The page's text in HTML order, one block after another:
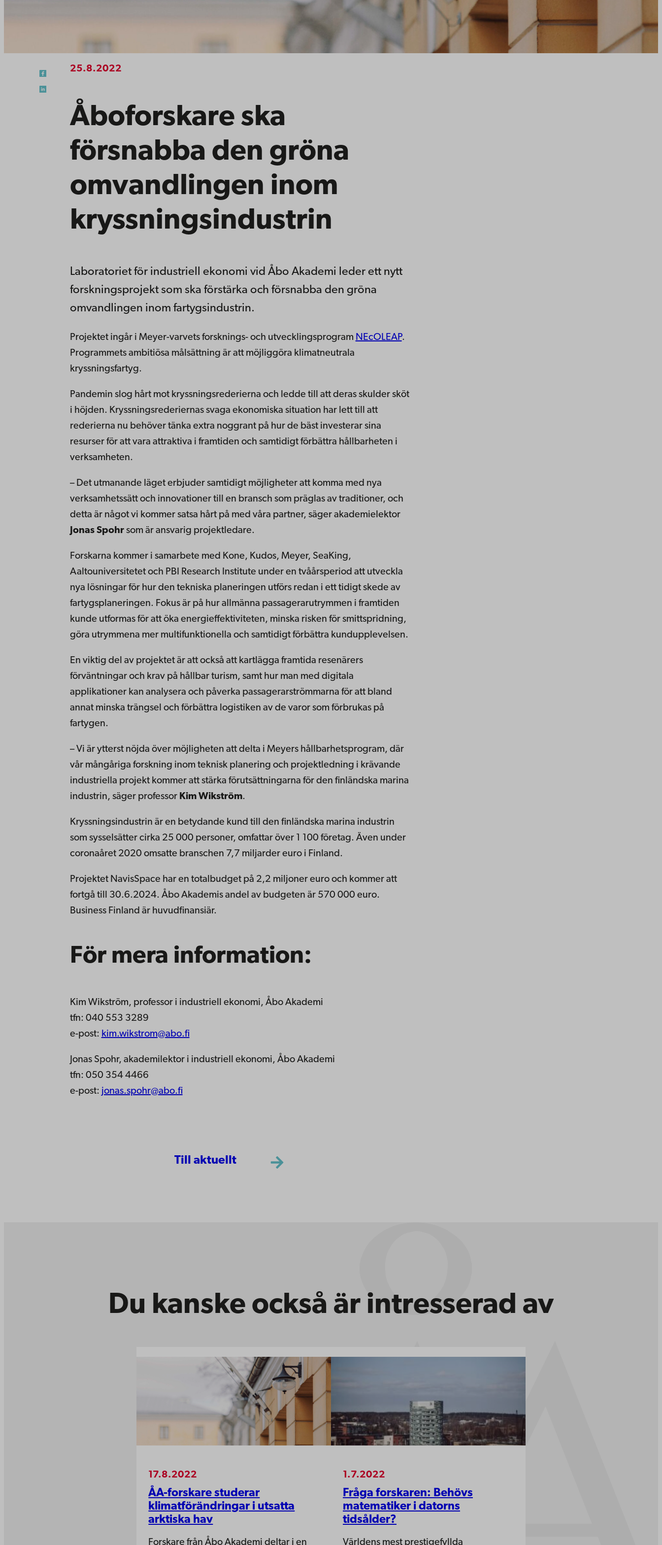
25.8.2022
Åboforskare ska
försnabba den gröna
omvandlingen inom
kryssningsindustrin
Laboratoriet för industriell ekonomi vid Åbo Akademi leder ett nytt
forskningsprojekt som ska förstärka och försnabba den gröna
omvandlingen inom fartygsindustrin.
Projektet ingår i Meyer-varvets forsknings- och utvecklingsprogram NEcOLEAP.
Programmets ambitiösa målsättning är att möjliggöra klimatneutrala
kryssningsfartyg.
Pandemin slog hårt mot kryssningsrederierna och ledde till att deras skulder sköt
i höjden. Kryssningsrederiernas svaga ekonomiska situation har lett till att
rederierna nu behöver tänka extra noggrant på hur de bäst investerar sina
resurser för att vara attraktiva i framtiden och samtidigt förbättra hållbarheten i
verksamheten.
– Det utmanande läget erbjuder samtidigt möjligheter att komma med nya
verksamhetssätt och innovationer till en bransch som präglas av traditioner, och
detta är något vi kommer satsa hårt på med våra partner, säger akademielektor
Jonas Spohrsom är ansvarig projektledare.
Forskarna kommer i samarbete med Kone, Kudos, Meyer, SeaKing,
Aaltouniversitetet och PBI Research Institute under en tvåårsperiod att utveckla
nya lösningar för hur den tekniska planeringen utförs redan i ett tidigt skede av
fartygsplaneringen. Fokus är på hur allmänna passagerarutrymmen i framtiden
kunde utformas för att öka energieffektiviteten, minska risken för smittspridning,
göra utrymmena mer multifunktionella och samtidigt förbättra kundupplevelsen.
En viktig del av projektet är att också att kartlägga framtida resenärers
förväntningar och krav på hållbar turism, samt hur man med digitala
applikationer kan analysera och påverka passagerarströmmarna för att bland
annat minska trängsel och förbättra logistiken av de varor som förbrukas på
fartygen.
– Vi är ytterst nöjda över möjligheten att delta i Meyers hållbarhetsprogram, där
vår mångåriga forskning inom teknisk planering och projektledning i krävande
industriella projekt kommer att stärka förutsättningarna för den finländska marina
industrin, säger professor Kim Wikström.
Kryssningsindustrin är en betydande kund till den finländska marina industrin
som sysselsätter cirka 25 000 personer, omfattar över 1 100 företag. Även under
coronaåret 2020 omsatte branschen 7,7 miljarder euro i Finland.
Projektet NavisSpace har en totalbudget på 2,2 miljoner euro och kommer att
fortgå till 30.6.2024. Åbo Akademis andel av budgeten är 570 000 euro.
Business Finland är huvudfinansiär.
För mera information:
Kim Wikström, professor i industriell ekonomi, Åbo Akademi
tfn: 040 553 3289
e-post: kim.wikstrom@abo.fi
Jonas Spohr, akademilektor i industriell ekonomi, Åbo Akademi
tfn: 050 354 4466
e-post: jonas.spohr@abo.fi
Till aktuellt
Du kanske också är intresserad av
17.8.2022
ÅA-forskare studerar
klimatförändringar i utsatta
arktiska hav
Forskare från Åbo Akademi deltar i en
1.7.2022
Fråga forskaren: Behövs
matematiker i datorns
tidsålder?
Världens mest prestigefyllda